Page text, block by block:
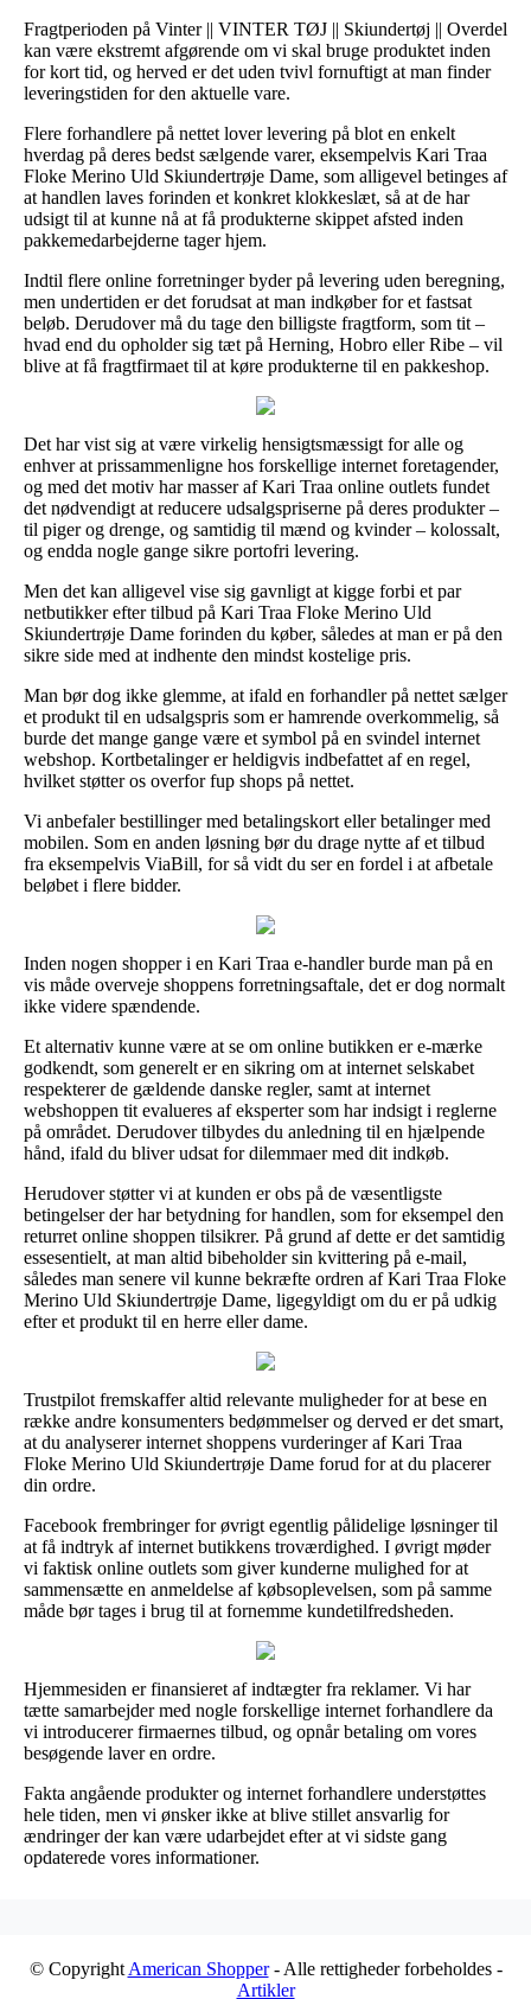
Fragtperioden på Vinter || VINTER TØJ || Skiundertøj || Overdel
kan være ekstremt afgørende om vi skal bruge produktet inden
for kort tid, og herved er det uden tvivl fornuftigt at man finder
leveringstiden for den aktuelle vare.
Flere forhandlere på nettet lover levering på blot en enkelt
hverdag på deres bedst sælgende varer, eksempelvis Kari Traa
Floke Merino Uld Skiundertrøje Dame, som alligevel betinges af
at handlen laves forinden et konkret klokkeslæt, så at de har
udsigt til at kunne nå at få produkterne skippet afsted inden
pakkemedarbejderne tager hjem.
Indtil flere online forretninger byder på levering uden beregning,
men undertiden er det forudsat at man indkøber for et fastsat
beløb. Derudover må du tage den billigste fragtform, som tit –
hvad end du opholder sig tæt på Herning, Hobro eller Ribe – vil
blive at få fragtfirmaet til at køre produkterne til en pakkeshop.
Det har vist sig at være virkelig hensigtsmæssigt for alle og
enhver at prissammenligne hos forskellige internet foretagender,
og med det motiv har masser af Kari Traa online outlets fundet
det nødvendigt at reducere udsalgspriserne på deres produkter –
til piger og drenge, og samtidig til mænd og kvinder – kolossalt,
og endda nogle gange sikre portofri levering.
Men det kan alligevel vise sig gavnligt at kigge forbi et par
netbutikker efter tilbud på Kari Traa Floke Merino Uld
Skiundertrøje Dame forinden du køber, således at man er på den
sikre side med at indhente den mindst kostelige pris.
Man bør dog ikke glemme, at ifald en forhandler på nettet sælger
et produkt til en udsalgspris som er hamrende overkommelig, så
burde det mange gange være et symbol på en svindel internet
webshop. Kortbetalinger er heldigvis indbefattet af en regel,
hvilket støtter os overfor fup shops på nettet.
Vi anbefaler bestillinger med betalingskort eller betalinger med
mobilen. Som en anden løsning bør du drage nytte af et tilbud
fra eksempelvis ViaBill, for så vidt du ser en fordel i at afbetale
beløbet i flere bidder.
Inden nogen shopper i en Kari Traa e-handler burde man på en
vis måde overveje shoppens forretningsaftale, det er dog normalt
ikke videre spændende.
Et alternativ kunne være at se om online butikken er e-mærke
godkendt, som generelt er en sikring om at internet selskabet
respekterer de gældende danske regler, samt at internet
webshoppen tit evalueres af eksperter som har indsigt i reglerne
på området. Derudover tilbydes du anledning til en hjælpende
hånd, ifald du bliver udsat for dilemmaer med dit indkøb.
Herudover støtter vi at kunden er obs på de væsentligste
betingelser der har betydning for handlen, som for eksempel den
returret online shoppen tilsikrer. På grund af dette er det samtidig
essesentielt, at man altid bibeholder sin kvittering på e-mail,
således man senere vil kunne bekræfte ordren af Kari Traa Floke
Merino Uld Skiundertrøje Dame, ligegyldigt om du er på udkig
efter et produkt til en herre eller dame.
Trustpilot fremskaffer altid relevante muligheder for at bese en
række andre konsumenters bedømmelser og derved er det smart,
at du analyserer internet shoppens vurderinger af Kari Traa
Floke Merino Uld Skiundertrøje Dame forud for at du placerer
din ordre.
Facebook frembringer for øvrigt egentlig pålidelige løsninger til
at få indtryk af internet butikkens troværdighed. I øvrigt møder
vi faktisk online outlets som giver kunderne mulighed for at
sammensætte en anmeldelse af købsoplevelsen, som på samme
måde bør tages i brug til at fornemme kundetilfredsheden.
Hjemmesiden er finansieret af indtægter fra reklamer. Vi har
tætte samarbejder med nogle forskellige internet forhandlere da
vi introducerer firmaernes tilbud, og opnår betaling om vores
besøgende laver en ordre.
Fakta angående produkter og internet forhandlere understøttes
hele tiden, men vi ønsker ikke at blive stillet ansvarlig for
ændringer der kan være udarbejdet efter at vi sidste gang
opdaterede vores informationer.
© Copyright American Shopper- Alle rettigheder forbeholdes -
Artikler